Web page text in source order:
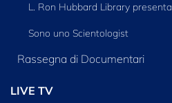
L. Ron Hubbard Library presenta
Sono uno Scientologist
Rassegna di Documentari
LIVE TV